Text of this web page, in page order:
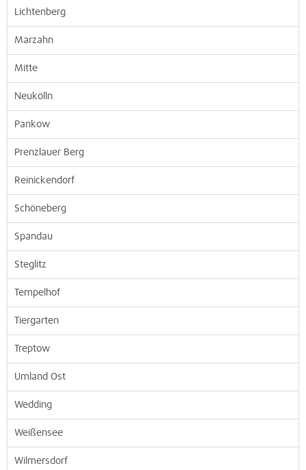
Lichtenberg
Marzahn
Mitte
Neukölln
Pankow
Prenzlauer Berg
Reinickendorf
Schöneberg
Spandau
Steglitz
Tempelhof
Tiergarten
Treptow
Umland Ost
Wedding
Weißensee
Wilmersdorf